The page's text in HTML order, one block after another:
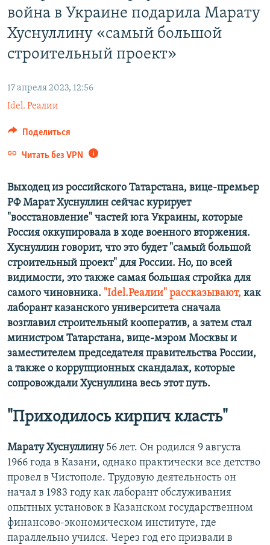
ПОБЕДИТЕЛЕЙ НЕ СУДЯТ?
КРЫМ.НЕПОКОРЕННЫЙ
ELIFBE
ПРИСОЕДИНЯЙТЕСЬ!
Все сайты RFE/RL
война в Украине подарила Марату
Хуснуллину «самый большой
строительный проект»
17 апреля 2023, 12:56
Idel. Реалии
Поделиться
Читать без VPN
Выходец из российского Татарстана, вице-премьер
РФ Марат Хуснуллин сейчас курирует
"восстановление" частей юга Украины, которые
Россия оккупировала в ходе военного вторжения.
Хуснуллин говорит, что это будет "самый большой
строительный проект" для России. Но, по всей
видимости, это также самая большая стройка для
самого чиновника. "Idel.Реалии" рассказывают, как
лаборант казанского университета сначала
возглавил строительный кооператив, а затем стал
министром Татарстана, вице-мэром Москвы и
заместителем председателя правительства России,
а также о коррупционных скандалах, которые
сопровождали Хуснуллина весь этот путь.
"Приходилось кирпич класть"
Марату Хуснуллину56 лет. Он родился 9 августа
1966 года в Казани, однако практически все детство
провел в Чистополе. Трудовую деятельность он
начал в 1983 году как лаборант обслуживания
опытных установок в Казанском государственном
финансово-экономическом институте, где
параллельно учился. Через год его призвали в